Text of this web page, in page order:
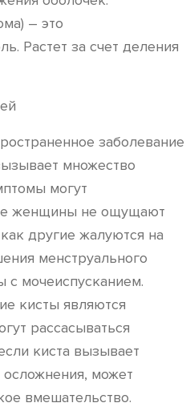
– это
Растет за счет деления
заболевание
множество
могут
женщины не ощущают
другие жалуются на
менструального
мочеиспусканием.
кисты являются
рассасываться
киста вызывает
может
вмешательство.